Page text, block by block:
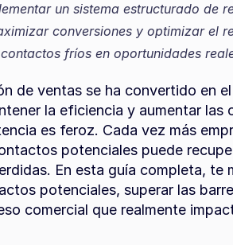
un sistema estructurado de
conversiones y optimizar el
fríos en oportunidades
de ventas se ha convertido en
la eficiencia y aumentar las
es feroz. Cada vez más
potenciales puede
En esta guía completa, te
potenciales, superar las
comercial que realmente